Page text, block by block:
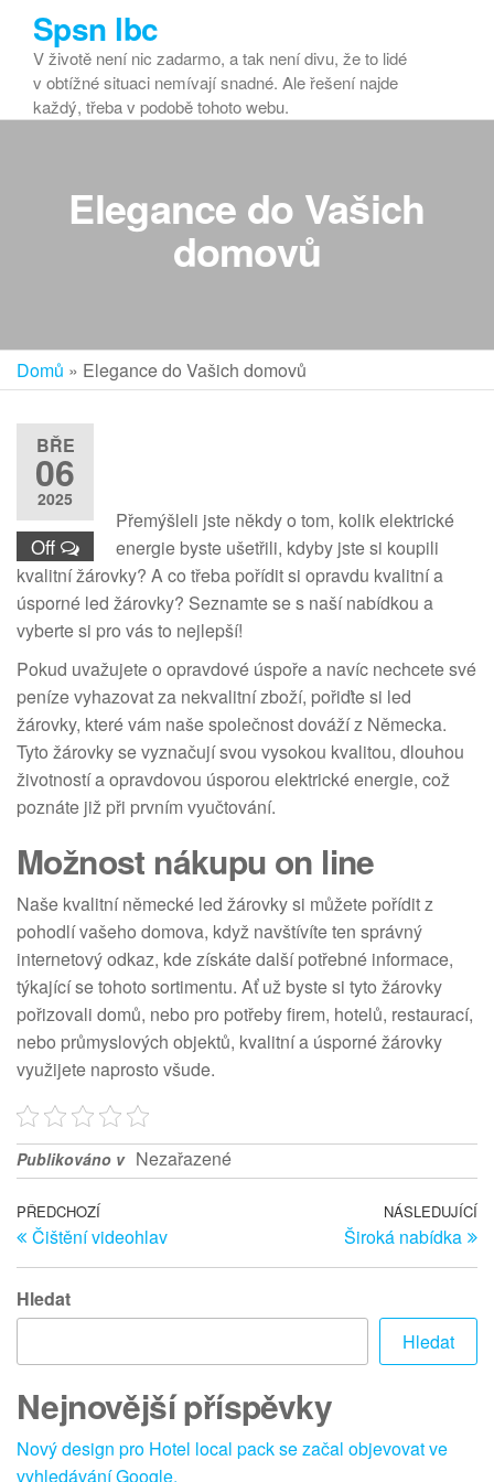
Přeskočit
obsah
Spsn lbc
V životě není nic zadarmo, a tak není divu, že to lidé
v obtížné situaci nemívají snadné. Ale řešení najde
každý, třeba v podobě tohoto webu.
Elegance do Vašich
domovů
Domů » Elegance do Vašich domovů
BŘE
06
2025
Off
Přemýšleli jste někdy o tom, kolik elektrické
energie byste ušetřili, kdyby jste si koupili
kvalitní žárovky? A co třeba pořídit si opravdu kvalitní a
úsporné led žárovky? Seznamte se s naší nabídkou a
vyberte si pro vás to nejlepší!
Pokud uvažujete o opravdové úspoře a navíc nechcete své
peníze vyhazovat za nekvalitní zboží, pořiďte si led
žárovky, které vám naše společnost dováží z Německa.
Tyto žárovky se vyznačují svou vysokou kvalitou, dlouhou
životností a opravdovou úsporou elektrické energie, což
poznáte již při prvním vyučtování.
Možnost nákupu on line
Naše kvalitní německé led žárovky si můžete pořídit z
pohodlí vašeho domova, když navštívíte ten správný
internetový odkaz, kde získáte další potřebné informace,
týkající se tohoto sortimentu. Ať už byste si tyto žárovky
pořizovali domů, nebo pro potřeby firem, hotelů, restaurací,
nebo průmyslových objektů, kvalitní a úsporné žárovky
využijete naprosto všude.
Publikováno v Nezařazené
Navigace
pro
příspěvek
Předchozí
článek
PŘEDCHOZÍ
Čištění videohlav
NÁSLEDUJÍCÍ
Široká nabídka
Hledat
Hledat
Nejnovější příspěvky
Nový design pro Hotel local pack se začal objevovat ve
vyhledávání Google.